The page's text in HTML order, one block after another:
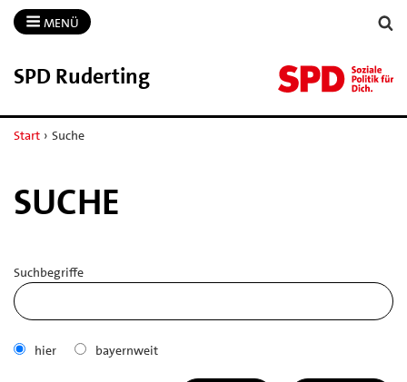
MENÜ
SPD Ruderting
Start › Suche
SUCHE
Suchbegriffe
hier bayernweit